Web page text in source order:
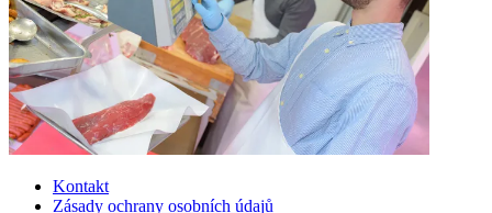
Kontakt
Zásady ochrany osobních údajů